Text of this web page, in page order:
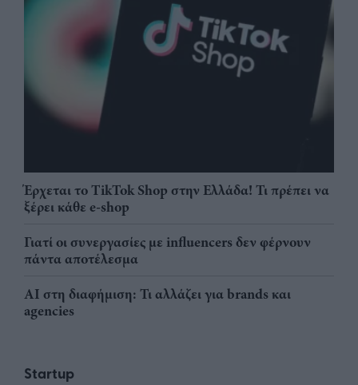
Έρχεται το TikTok Shop στην Ελλάδα! Τι πρέπει να
ξέρει κάθε e-shop
Γιατί οι συνεργασίες με influencers δεν φέρνουν
πάντα αποτέλεσμα
AI στη διαφήμιση: Τι αλλάζει για brands και
agencies
Startup